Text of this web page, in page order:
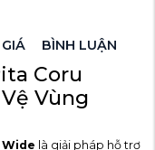
BÌNH LUẬN
Coru
Vùng
là giải pháp hỗ trợ